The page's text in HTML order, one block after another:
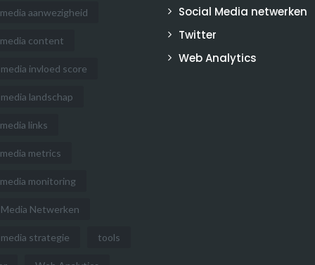
aanwezigheid
content
invloed score
landschap
links
metrics
monitoring
Netwerken
strategie tools
Social Media netwerken
Twitter
Web Analytics